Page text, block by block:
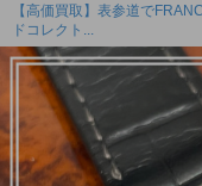
【高価買取】表参道で
ドコレクト...